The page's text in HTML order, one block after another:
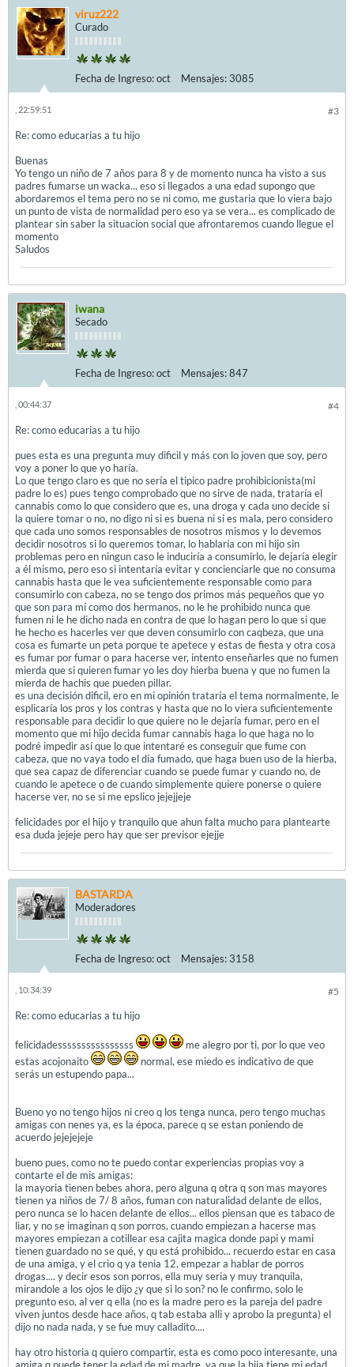
viruz222
Curado
Fecha de Ingreso:oct Mensajes:3085
#3
, 22:59:51
Re: como educarias a tu hijo
Buenas
Yo tengo un niño de 7 años para 8 y de momento nunca ha visto a sus
padres fumarse un wacka... eso si llegados a una edad supongo que
abordaremos el tema pero no se ni como, me gustaria que lo viera bajo
un punto de vista de normalidad pero eso ya se vera... es complicado de
plantear sin saber la situacion social que afrontaremos cuando llegue el
momento
Saludos
iwana
Secado
Fecha de Ingreso:oct Mensajes:847
#4
, 00:44:37
Re: como educarias a tu hijo
pues esta es una pregunta muy dificil y más con lo joven que soy, pero
voy a poner lo que yo haría.
Lo que tengo claro es que no sería el tipico padre prohibicionista(mi
padre lo es) pues tengo comprobado que no sirve de nada, trataría el
cannabis como lo que considero que es, una droga y cada uno decide si
la quiere tomar o no, no digo ni si es buena ni si es mala, pero considero
que cada uno somos responsables de nosotros mismos y lo devemos
decidir nosotros si lo queremos tomar, lo hablaría con mi hijo sin
problemas pero en ningun caso le induciría a consumirlo, le dejaría elegir
a él mismo, pero eso si intentaría evitar y concienciarle que no consuma
cannabis hasta que le vea suficientemente responsable como para
consumirlo con cabeza, no se tengo dos primos más pequeños que yo
que son para mí como dos hermanos, no le he prohibido nunca que
fumen ni le he dicho nada en contra de que lo hagan pero lo que si que
he hecho es hacerles ver que deven consumirlo con caqbeza, que una
cosa es fumarte un peta porque te apetece y estas de fiesta y otra cosa
es fumar por fumar o para hacerse ver, intento enseñarles que no fumen
mierda que si quieren fumar yo les doy hierba buena y que no fumen la
mierda de hachis que pueden pillar.
es una decisión dificil, ero en mi opinión trataría el tema normalmente, le
esplicaría los pros y los contras y hasta que no lo viera suficientemente
responsable para decidir lo que quiere no le dejaría fumar, pero en el
momento que mi hijo decida fumar cannabis haga lo que haga no lo
podré impedir así que lo que intentaré es conseguir que fume con
cabeza, que no vaya todo el día fumado, que haga buen uso de la hierba,
que sea capaz de diferenciar cuando se puede fumar y cuando no, de
cuando le apetece o de cuando simplemente quiere ponerse o quiere
hacerse ver, no se si me epslico jejejjeje
felicidades por el hijo y tranquilo que ahun falta mucho para plantearte
esa duda jejeje pero hay que ser previsor ejejje
BASTARDA
Moderadores
Fecha de Ingreso:oct Mensajes:3158
#5
, 10:34:39
Re: como educarias a tu hijo
felicidadessssssssssssssss
me alegro por ti, por lo que veo
estas acojonaito
normal, ese miedo es indicativo de que
serás un estupendo papa...
Bueno yo no tengo hijos ni creo q los tenga nunca, pero tengo muchas
amigas con nenes ya, es la época, parece q se estan poniendo de
acuerdo jejejejeje
bueno pues, como no te puedo contar experiencias propias voy a
contarte el de mis amigas:
la mayoria tienen bebes ahora, pero alguna q otra q son mas mayores
tienen ya niños de 7/ 8 años, fuman con naturalidad delante de ellos,
pero nunca se lo hacen delante de ellos... ellos piensan que es tabaco de
liar, y no se imaginan q son porros, cuando empiezan a hacerse mas
mayores empiezan a cotillear esa cajita magica donde papi y mami
tienen guardado no se qué, y qu está prohibido... recuerdo estar en casa
de una amiga, y el crio q ya tenia 12, empezar a hablar de porros
drogas.... y decir esos son porros, ella muy seria y muy tranquila,
mirandole a los ojos le dijo ¿y que si lo son? no le confirmo, solo le
pregunto eso, al ver q ella (no es la madre pero es la pareja del padre
viven juntos desde hace años, q tab estaba alli y aprobo la pregunta) el
dijo no nada nada, y se fue muy calladito....
hay otro historia q quiero compartir, esta es como poco interesante, una